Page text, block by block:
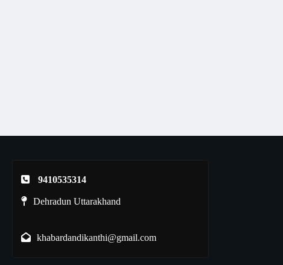
9410535314
Dehradun Uttarakhand
khabardandikanthi@gmail.com